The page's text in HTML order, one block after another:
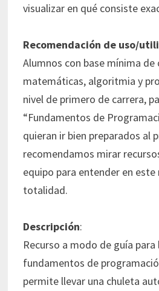
visualizar en qué consiste
Recomendación de uso/
Alumnos con base mínima
matemáticas, algoritmia y
nivel de primero de carrera,
“Fundamentos de
quieran ir bien preparados al
recomendamos mirar
equipo para entender en este
totalidad.
Descripción:
Recurso a modo de guía
fundamentos de
permite llevar una chuleta